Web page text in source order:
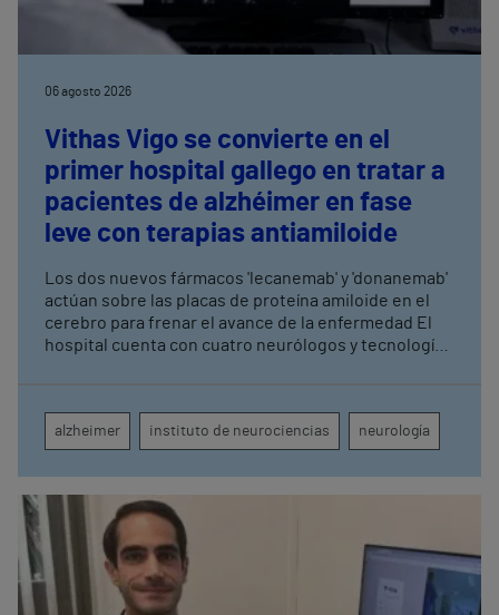
06 agosto 2026
Vithas Vigo se convierte en el
primer hospital gallego en tratar a
pacientes de alzhéimer en fase
leve con terapias antiamiloide
Los dos nuevos fármacos 'lecanemab' y 'donanemab'
actúan sobre las placas de proteína amiloide en el
cerebro para frenar el avance de la enfermedad El
hospital cuenta con cuatro neurólogos y tecnología
alzheimer instituto de neurociencias neurología